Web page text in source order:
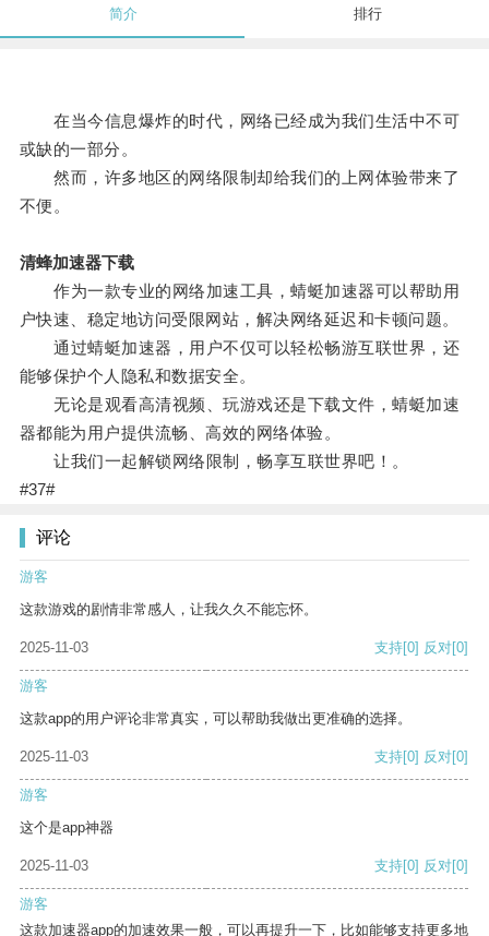
简介 排行
在当今信息爆炸的时代，网络已经成为我们生活中不可
或缺的一部分。
然而，许多地区的网络限制却给我们的上网体验带来了
不便。
清蜂加速器下载
作为一款专业的网络加速工具，蜻蜓加速器可以帮助用
户快速、稳定地访问受限网站，解决网络延迟和卡顿问题。
通过蜻蜓加速器，用户不仅可以轻松畅游互联世界，还
能够保护个人隐私和数据安全。
无论是观看高清视频、玩游戏还是下载文件，蜻蜓加速
器都能为用户提供流畅、高效的网络体验。
让我们一起解锁网络限制，畅享互联世界吧！。
#37#
评论
游客
这款游戏的剧情非常感人，让我久久不能忘怀。
2025-11-03 支持[0] 反对[0]
游客
这款app的用户评论非常真实，可以帮助我做出更准确的选择。
2025-11-03 支持[0] 反对[0]
游客
这个是app神器
2025-11-03 支持[0] 反对[0]
游客
这款加速器app的加速效果一般，可以再提升一下，比如能够支持更多地